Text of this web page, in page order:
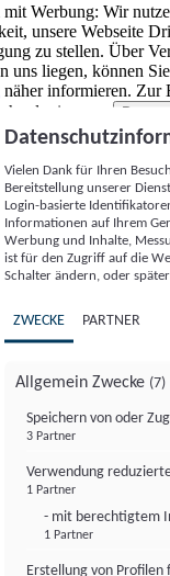
Werbung: Wir
unsere Webseite
zu stellen. Über
uns liegen, können
näher informieren. Zur
von
und Inhalte, Messung
Inhalten sowie
ähnliche Online-
generierte
können
und
unterstützte
oder von dort
wenn es eine
einen oder mehrere
Vielen Dank für Ihren
Bereitstellung unserer
Login-basierte
Informationen auf Ihrem
Werbung und Inhalte,
ist für den Zugriff auf die
Schalter ändern, oder
ZWECKE PARTNER
Allgemein Zwecke (7)
Speichern von oder
3 Partner
Verwendung
1 Partner
- mit berechtigtem
1 Partner
Erstellung von